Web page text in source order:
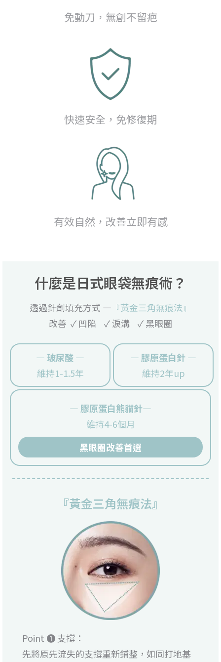
免動刀，無創不留疤
快速安全，免修復期
有效自然，改善立即有感
什麼是日式眼袋無痕術？
透過針劑填充方式 — 『黃金三角無痕法』
改善 ✓ 凹陷 ✓ 淚溝 ✓ 黑眼圈
— 玻尿酸 —
維持1-1.5年
— 膠原蛋白針 —
維持2年up
— 膠原蛋白熊貓針—
維持4-6個月
黑眼圈改善首選
『黃金三角無痕法』
Point ❶ 支撐：
先將原先流失的支撐重新鋪整，如同打地基